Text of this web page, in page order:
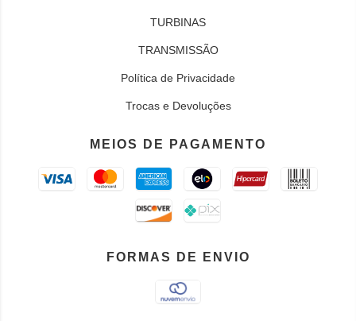
TURBINAS
TRANSMISSÃO
Política de Privacidade
Trocas e Devoluções
MEIOS DE PAGAMENTO
FORMAS DE ENVIO